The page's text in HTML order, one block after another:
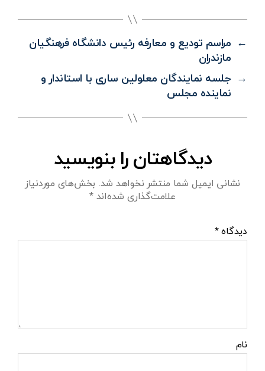
← مراسم تودیع و معارفه رئیس دانشگاه فرهنگیان
مازندران
→ جلسه نمایندگان معلولین ساری با استاندار و
نماینده مجلس
دیدگاهتان را بنویسید
نشانی ایمیل شما منتشر نخواهد شد. بخش‌های موردنیاز
علامت‌گذاری شده‌اند*
دیدگاه*
نام